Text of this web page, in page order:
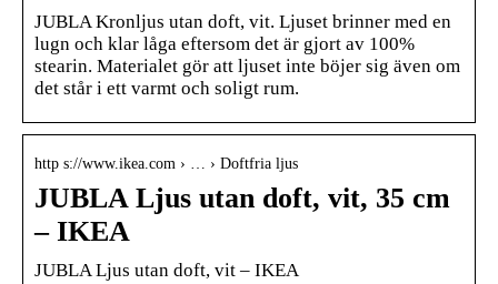
JUBLA Kronljus utan doft, vit. Ljuset brinner med en
lugn och klar låga eftersom det är gjort av 100%
stearin. Materialet gör att ljuset inte böjer sig även om
det står i ett varmt och soligt rum.
http s://www.ikea.com › … › Doftfria ljus
JUBLA Ljus utan doft, vit, 35 cm
– IKEA
JUBLA Ljus utan doft, vit – IKEA